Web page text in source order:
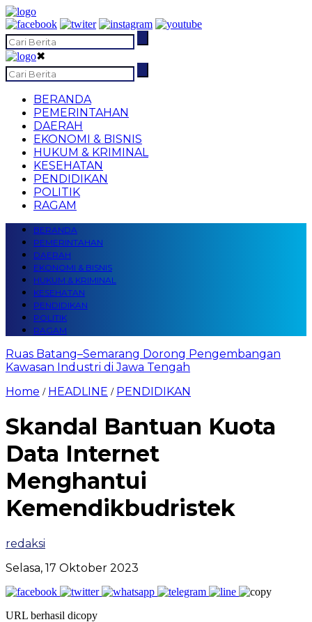
✖
BERANDA
PEMERINTAHAN
DAERAH
EKONOMI & BISNIS
HUKUM & KRIMINAL
KESEHATAN
PENDIDIKAN
POLITIK
RAGAM
BERANDA
PEMERINTAHAN
DAERAH
EKONOMI & BISNIS
HUKUM & KRIMINAL
KESEHATAN
PENDIDIKAN
POLITIK
RAGAM
Ruas Batang–Semarang Dorong Pengembangan
Kawasan Industri di Jawa Tengah
Home / HEADLINE / PENDIDIKAN
Skandal Bantuan Kuota
Data Internet
Menghantui
Kemendikbudristek
redaksi
Selasa, 17 Oktober 2023
URL berhasil dicopy